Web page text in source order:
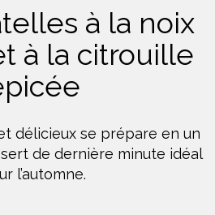
à la noix
à la citrouille
délicieux se prépare en un
de dernière minute idéal
l’automne.